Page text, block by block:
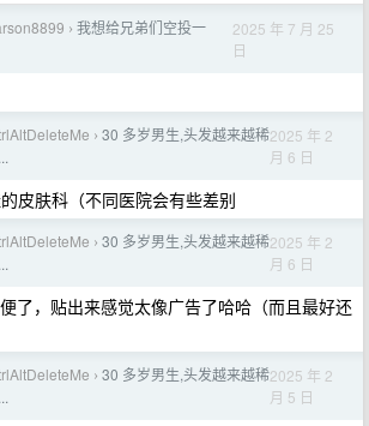
› 我想给兄弟们空投一
2025 年 7 月 25
日
› 30 多岁男生,头发越来越稀2025 年 2
月 6 日
皮肤科（不同医院会有些差别
› 30 多岁男生,头发越来越稀2025 年 2
月 6 日
了，贴出来感觉太像广告了哈哈（而且最好还
› 30 多岁男生,头发越来越稀2025 年 2
月 5 日